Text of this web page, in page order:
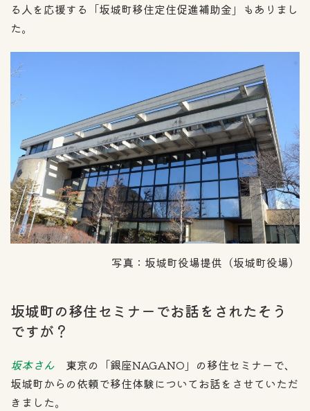
る人を応援する「坂城町移住定住促進補助金」もありまし
た。
写真：坂城町役場提供（坂城町役場）
坂城町の移住セミナーでお話をされたそう
ですが？
坂本さん 東京の「銀座NAGANO」の移住セミナーで、
坂城町からの依頼で移住体験についてお話をさせていただ
きました。